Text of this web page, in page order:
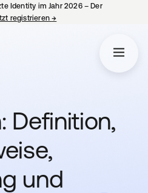
Identity im Jahr 2026 – Der
registrieren→
Definition,
und